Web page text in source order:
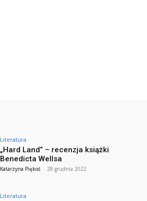
Literatura
„Hard Land” – recenzja książki
Benedicta Wellsa
Katarzyna Piękoś - 28 grudnia 2022
Literatura